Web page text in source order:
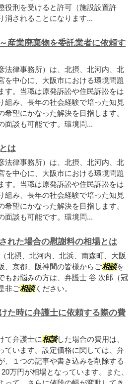
役刑を受けると許可（施設設置許
消されることになります...
産業廃棄物を委託業者に依頼す
法律事務所）は、北摂、北河内、北
を中心に、大阪市における環境問題
す。当職は原発訴訟や住民訴訟をは
組み、長年の社会経験で培った知見
希望にかなった解決を目指します。
面談も可能です。環境問...
は
法律事務所）は、北摂、北河内、北
を中心に、大阪市における環境問題
す。当職は原発訴訟や住民訴訟をは
組み、長年の社会経験で培った知見
希望にかなった解決を目指します。
面談も可能です。環境問...
れた場合の慰謝料の相場とは
北摂、北河内、北浜、南森町、大阪
、京都、阪神間の皆様からご相談を
もお悩みの方は、弁護士 谷 次郎（冠
非ご相談ください。
た時に弁護士に依頼する際の費
て弁護士に相談した場合の費用は、
ています。設定価格に関しては、弁
、１つの記事や書き込みを削除する
万円が相場となっています。また、